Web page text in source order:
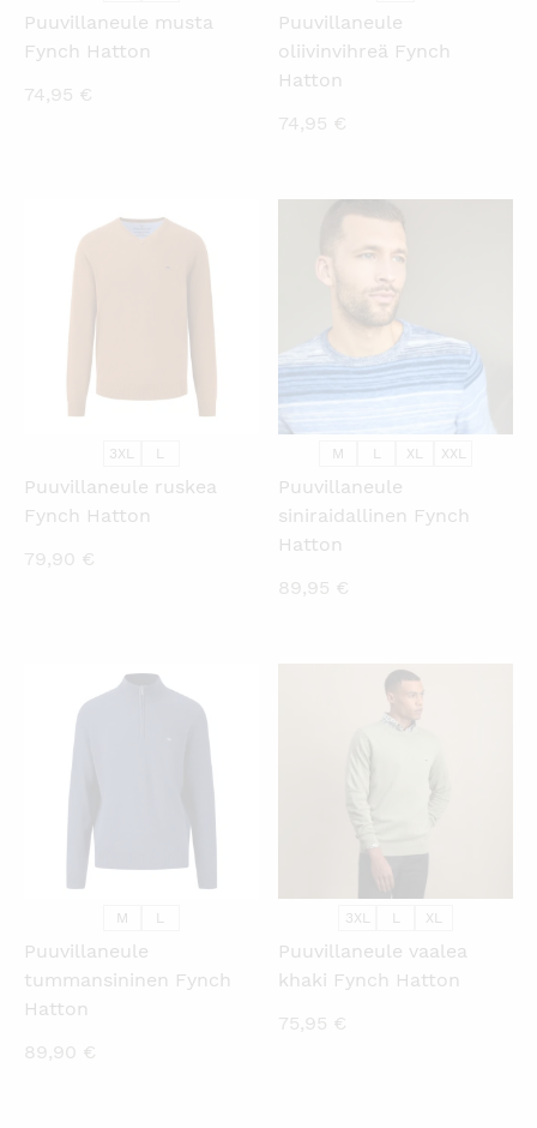
Puuvillaneule musta
Fynch Hatton
74,95 €
Puuvillaneule
oliivinvihreä Fynch
Hatton
74,95 €
KATSO PIKANÄKYMÄ
3XL L
Puuvillaneule ruskea
Fynch Hatton
79,90 €
KATSO PIKANÄKYMÄ
M L XL XXL
Puuvillaneule
siniraidallinen Fynch
Hatton
89,95 €
KATSO PIKANÄKYMÄ
M
Puuvillaneule
tummansininen Fynch
Hatton
89,90 €
KATSO PIKANÄKYMÄ
3XL XL
Puuvillaneule vaalea
khaki Fynch Hatton
75,95 €